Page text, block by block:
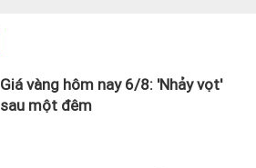
Giá vàng hôm nay 6/8: 'Nhảy vọt'
sau một đêm